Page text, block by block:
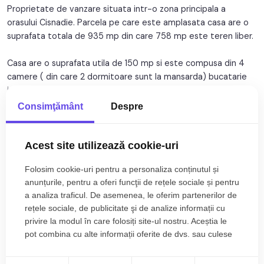
Regim inaltime:
Proprietate de vanzare situata intr-o zona principala a
orasului Cisnadie. Parcela pe care este amplasata casa are o
suprafata totala de 935 mp din care 758 mp este teren liber.
Casa are o suprafata utila de 150 mp si este compusa din 4
camere ( din care 2 dormitoare sunt la mansarda) bucatarie
inchisa, 2 bai si 2 holuri. In curte sunt 2 anexe gospodaresti
care pot fi transformate in zona de locuit sau alte spatii
Casa este locuibila in acest moment deoarece proprietatea
instalatia de apa, s-a montat centrala, s-a izolat, s-a
infrumusetat si s-a utilat si mobilat.
Terenul este generos, cu multa zona de gradina pe care poti
dezvolta activitati de gradinarit, zone de relaxare ( filigorii, loc
de gratar) si locuri de joaca pentru copii.
Specificații
Curent
Apa
Canalizare
Gaz
Acces internet
Centrala proprie
Consimţământ Despre
Acest site utilizează cookie-uri
Folosim cookie-uri pentru a personaliza conținutul și
anunțurile, pentru a oferi funcţii de rețele sociale și pentru
a analiza traficul. De asemenea, le oferim partenerilor de
rețele sociale, de publicitate şi de analize informații cu
privire la modul în care folosiți site-ul nostru. Aceștia le
pot combina cu alte informații oferite de dvs. sau culese